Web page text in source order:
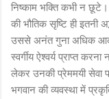
निष्काम भक्ति कभी न
की भौतिक सृष्टि ही इतनी
उससे अनंत गुना अधिक
स्वर्गीय ऐश्वर्य प्राप्त
लेकर उनकी प्रेममयी सेवा
भगवान की व्यवस्था में